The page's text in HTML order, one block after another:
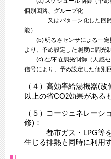
個別回路、グループ化
又はパターン化した回路を
能）
(b) 明るさセンサによる一定
より、予め設定した照度に調光
(c) 在/不在調光制御（人感セ
信号により、予め設定した個別
（４）高効率給湯機器(
以上の省CO2効果がある
（５）コージェネレーシ
修)：
都市ガス・LPG等を
生じる排熱も同時に利用